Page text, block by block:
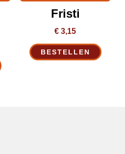
productpagina
Fristi
€ 3,15
BESTELLEN